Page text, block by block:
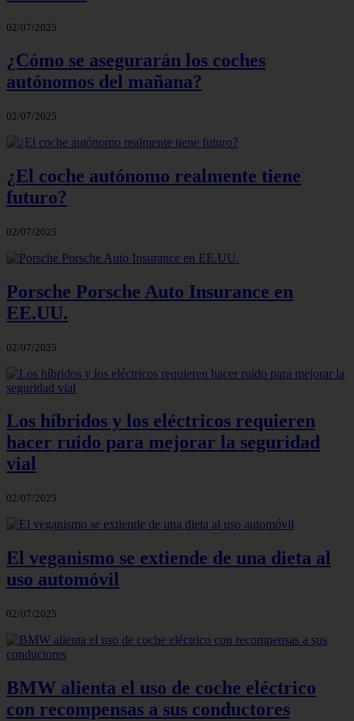
02/07/2025
¿Cómo se asegurarán los coches
autónomos del mañana?
02/07/2025
¿El coche autónomo realmente tiene
futuro?
02/07/2025
Porsche Porsche Auto Insurance en
EE.UU.
02/07/2025
Los híbridos y los eléctricos requieren
hacer ruido para mejorar la seguridad
vial
02/07/2025
El veganismo se extiende de una dieta al
uso automóvil
02/07/2025
BMW alienta el uso de coche eléctrico
con recompensas a sus conductores